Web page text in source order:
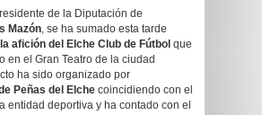
de la Diputación de
Mazón, se ha sumado esta tarde
afición del Elche Club de Fútbol que
en el Gran Teatro de la ciudad
ha sido organizado por
Peñas del Elche coincidiendo con el
entidad deportiva y ha contado con el